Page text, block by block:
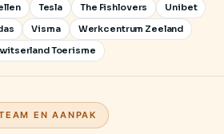
Tesla The Fishlovers
Unibet
Visma
Werkcentrum Zeeland
Toerisme
EN AANPAK